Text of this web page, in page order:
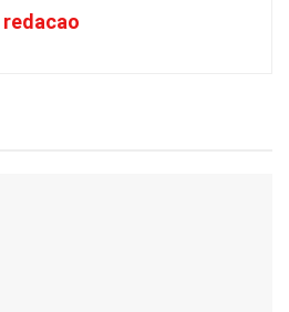
redacao